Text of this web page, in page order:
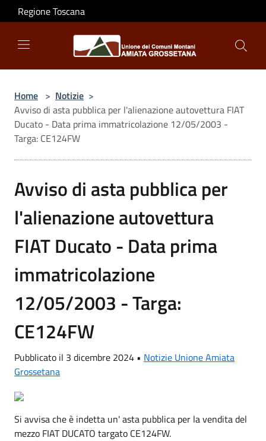
Salta al contenuto principale
Regione Toscana
Home > Notizie >
Avviso di asta pubblica per l'alienazione autovettura FIAT
Ducato - Data prima immatricolazione 12/05/2003 -
Targa: CE124FW
Avviso di asta pubblica per
l'alienazione autovettura
FIAT Ducato - Data prima
immatricolazione
12/05/2003 - Targa:
CE124FW
Pubblicato il 3 dicembre 2024 • Notizie Unione Amiata
Grossetana
Si avvisa che è indetta un' asta pubblica per la vendita del
mezzo FIAT DUCATO targato CE124FW.